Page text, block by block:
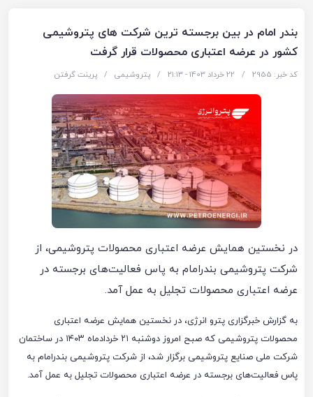
بندر امام در بین برجسته ترین شرکت های پتروشیمی
کشور در عرضه اعتباری محصولات قرار گرفت
کد خبر: 2955 / 22 خرداد 1403 - ۲۱:۱۳ / پتروشیمی / پرینت گرفتن
در نخستین همایش عرضه اعتباری محصولات پتروشیمی، از
شرکت پتروشیمی بندرامام به پاس فعالیت‌های برجسته در
عرضه اعتباری محصولات تجلیل به عمل آمد.
به گزارش خبرگزاری پترو انرژی، در نخستین همایش عرضه اعتباری
محصولات پتروشیمی که صبح امروز دوشنبه ۲۱ خردادماه ۱۴۰۳ در ساختمان
شرکت ملی صنایع پتروشیمی برگزار شد، از شرکت پتروشیمی بندرامام به
پاس فعالیت‌های برجسته در عرضه اعتباری محصولات تجلیل به عمل آمد.